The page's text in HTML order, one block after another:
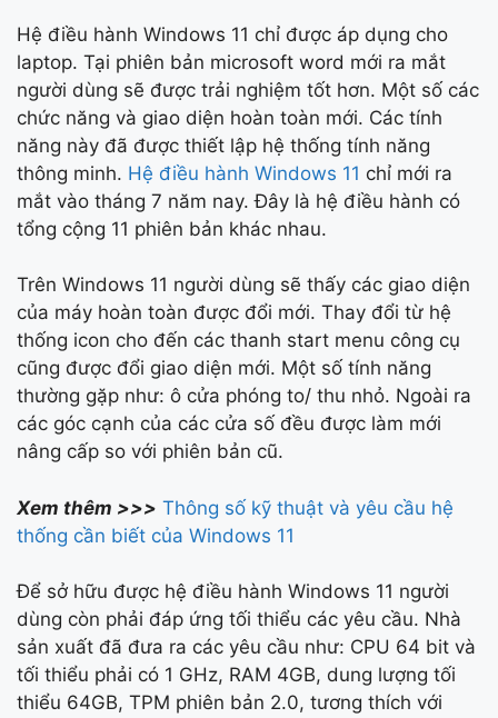
Hệ điều hành Windows 11 chỉ được áp dụng cho
laptop. Tại phiên bản microsoft word mới ra mắt
người dùng sẽ được trải nghiệm tốt hơn. Một số các
chức năng và giao diện hoàn toàn mới. Các tính
năng này đã được thiết lập hệ thống tính năng
thông minh. Hệ điều hành Windows 11 chỉ mới ra
mắt vào tháng 7 năm nay. Đây là hệ điều hành có
tổng cộng 11 phiên bản khác nhau.
Trên Windows 11 người dùng sẽ thấy các giao diện
của máy hoàn toàn được đổi mới. Thay đổi từ hệ
thống icon cho đến các thanh start menu công cụ
cũng được đổi giao diện mới. Một số tính năng
thường gặp như: ô cửa phóng to/ thu nhỏ. Ngoài ra
các góc cạnh của các cửa số đều được làm mới
nâng cấp so với phiên bản cũ.
Xem thêm >>> Thông số kỹ thuật và yêu cầu hệ
thống cần biết của Windows 11
Để sở hữu được hệ điều hành Windows 11 người
dùng còn phải đáp ứng tối thiểu các yêu cầu. Nhà
sản xuất đã đưa ra các yêu cầu như: CPU 64 bit và
tối thiểu phải có 1 GHz, RAM 4GB, dung lượng tối
thiểu 64GB, TPM phiên bản 2.0, tương thích với